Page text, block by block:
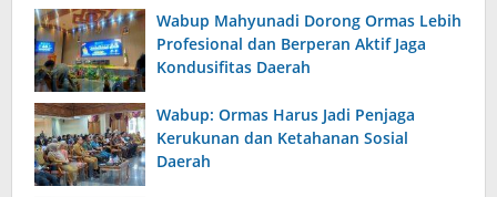
Wabup Mahyunadi Dorong Ormas Lebih
Profesional dan Berperan Aktif Jaga
Kondusifitas Daerah
Wabup: Ormas Harus Jadi Penjaga
Kerukunan dan Ketahanan Sosial
Daerah